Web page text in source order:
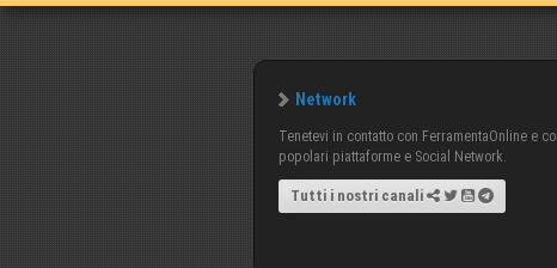
Network
Tenetevi in contatto con FerramentaOnline e
popolari piattaforme e Social Network.
Tutti i nostri canali